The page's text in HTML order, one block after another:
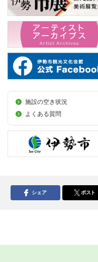
施設の空き状況
よくある質問
シェア ポスト